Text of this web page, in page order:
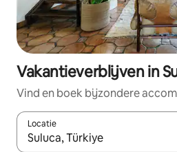
Vakantieverblijven in
Vind en boek bijzondere
Locatie
Wanneer er resultaten